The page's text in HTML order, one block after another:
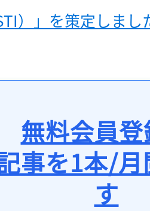
）」を策定しまし
無料会員
事を1本/
す